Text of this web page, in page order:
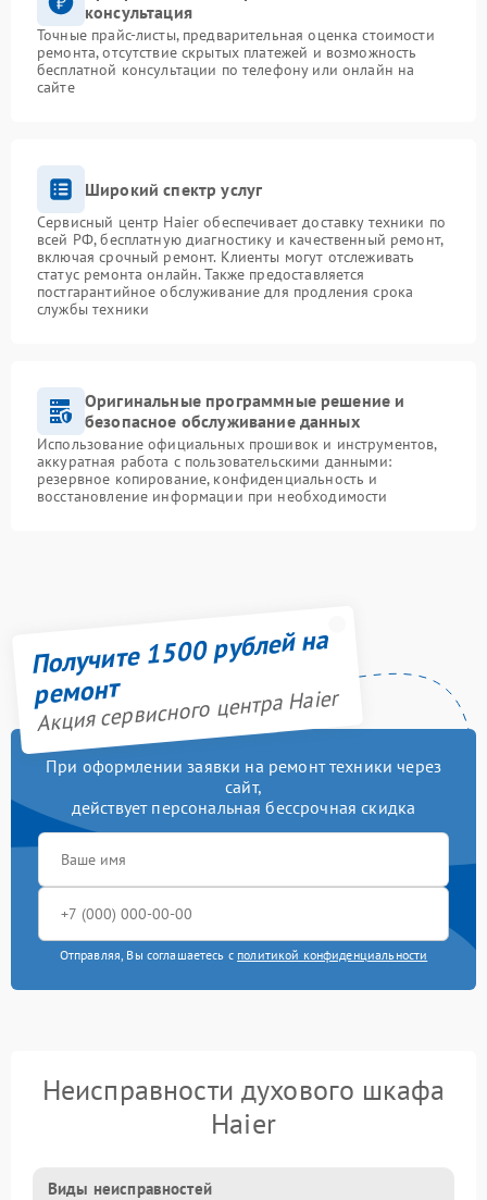
консультация
Точные прайс-листы, предварительная оценка стоимости
ремонта, отсутствие скрытых платежей и возможность
бесплатной консультации по телефону или онлайн на
сайте
Широкий спектр услуг
Сервисный центр Haier обеспечивает доставку техники по
всей РФ, бесплатную диагностику и качественный ремонт,
включая срочный ремонт. Клиенты могут отслеживать
статус ремонта онлайн. Также предоставляется
постгарантийное обслуживание для продления срока
службы техники
Оригинальные программные решение и
безопасное обслуживание данных
Использование официальных прошивок и инструментов,
аккуратная работа с пользовательскими данными:
резервное копирование, конфиденциальность и
восстановление информации при необходимости
Получите 1500 рублей на
ремонт
Акция сервисного центра Haier
При оформлении заявки на ремонт техники через
сайт,
действует персональная бессрочная скидка
Отправляя, Вы соглашаетесь с политикой конфиденциальности
Неисправности духового шкафа
Haier
Виды неисправностей